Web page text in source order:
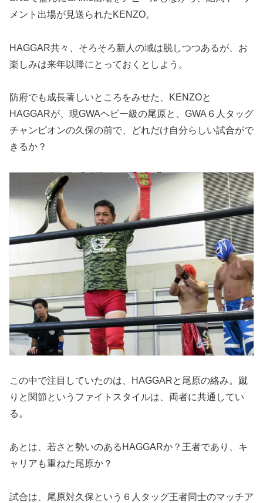
メント出場が見送られたKENZO。
HAGGAR共々、そろそろ新人の域は脱しつつあるが、お
楽しみは来年以降にとっておくとしよう。
防府でも成長著しいところをみせた、KENZOと
HAGGARが、現GWAヘビー級の尾原と、GWA６人タッグ
チャンピオンの久保の前で、どれだけ自分らしい試合がで
きるか？
この中で注目していたのは、HAGGARと尾原の絡み。蹴
りと関節というファイトスタイルは、両者に共通してい
る。
あとは、若さと勢いのあるHAGGARか？王者であり、キ
ャリアも重ねた尾原か？
試合は、尾原対久保という６人タッグ王者同士のマッチア